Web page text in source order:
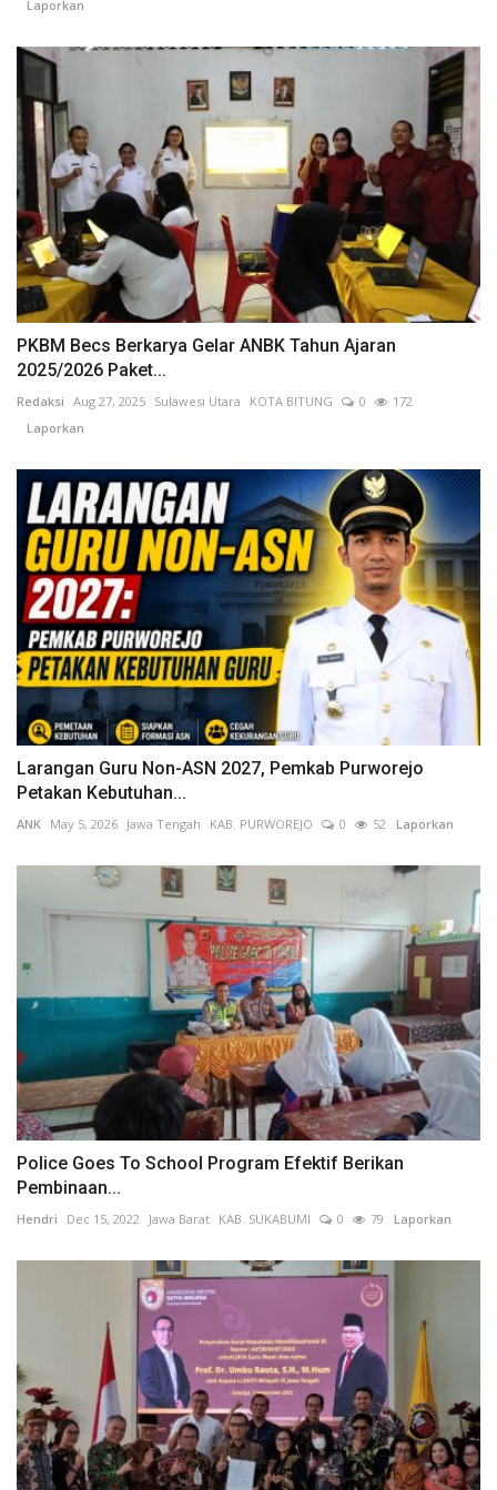
Laporkan
PKBM Becs Berkarya Gelar ANBK Tahun Ajaran
2025/2026 Paket...
Redaksi Aug 27, 2025 Sulawesi Utara KOTA BITUNG 0
172
Laporkan
Larangan Guru Non-ASN 2027, Pemkab Purworejo
Petakan Kebutuhan...
ANK May 5, 2026 Jawa Tengah KAB. PURWOREJO 0 52 Laporkan
Police Goes To School Program Efektif Berikan
Pembinaan...
Hendri Dec 15, 2022 Jawa Barat KAB. SUKABUMI 0 79 Laporkan